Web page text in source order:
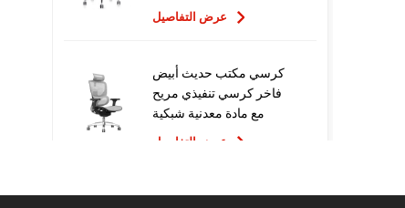
كرسي مكتب حديث أبيض
فاخر كرسي تنفيذي مريح
مع مادة معدنية شبكية
للاستخدام المكتبي
تصميم جديد عالي الجودة